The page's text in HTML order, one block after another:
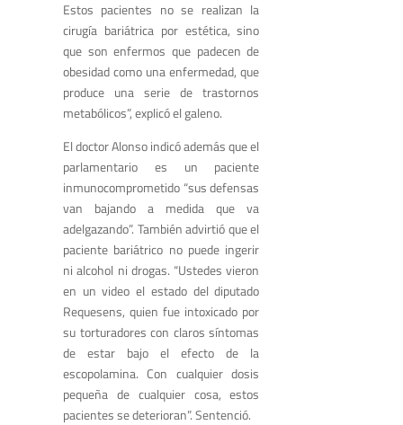
Estos pacientes no se realizan la
cirugía bariátrica por estética, sino
que son enfermos que padecen de
obesidad como una enfermedad, que
produce una serie de trastornos
metabólicos”, explicó el galeno.
El doctor Alonso indicó además que el
parlamentario es un paciente
inmunocomprometido “sus defensas
van bajando a medida que va
adelgazando”. También advirtió que el
paciente bariátrico no puede ingerir
ni alcohol ni drogas. “Ustedes vieron
en un video el estado del diputado
Requesens, quien fue intoxicado por
su torturadores con claros síntomas
de estar bajo el efecto de la
escopolamina. Con cualquier dosis
pequeña de cualquier cosa, estos
pacientes se deterioran”. Sentenció.